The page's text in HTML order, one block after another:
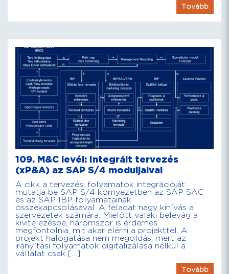
Tovább
109. M&C levél: Integrált tervezés
(xP&A) az SAP S/4 moduljaival
A cikk a tervezési folyamatok integrációját
mutatja be SAP S/4 környezetben az SAP SAC
és az SAP IBP folyamatainak
összekapcsolásával. A feladat nagy kihívás a
szervezetek számára. Mielőtt valaki belevág a
kivitelezésbe, háromszor is érdemes
megfontolnia, mit akar elérni a projekttel. A
projekt halogatása nem megoldás, mert az
irányítási folyamatok digitalizálása nélkül a
vállalat csak […]
Tovább